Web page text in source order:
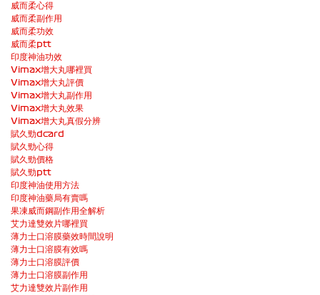
威而柔心得
威而柔副作用
威而柔功效
威而柔ptt
印度神油功效
Vimax增大丸哪裡買
Vimax增大丸評價
Vimax增大丸副作用
Vimax增大丸效果
Vimax增大丸真假分辨
賦久勁dcard
賦久勁心得
賦久勁價格
賦久勁ptt
印度神油使用方法
印度神油藥局有賣嗎
果凍威而鋼副作用全解析
艾力達雙效片哪裡買
薄力士口溶膜藥效時間說明
薄力士口溶膜有效嗎
薄力士口溶膜評價
薄力士口溶膜副作用
艾力達雙效片副作用